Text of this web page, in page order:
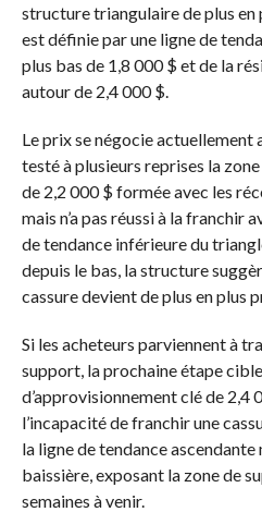
structure triangulaire de plus
est définie par une ligne de
plus bas de 1,8 000 $ et de la
autour de 2,4 000 $.
Le prix se négocie actuellement
testé à plusieurs reprises la
de 2,2 000 $ formée avec les
mais n’a pas réussi à la franchir
de tendance inférieure du
depuis le bas, la structure
cassure devient de plus en plus
Si les acheteurs parviennent à
support, la prochaine étape
d’approvisionnement clé de 2,4
l’incapacité de franchir une
la ligne de tendance
baissière, exposant la zone de
semaines à venir.